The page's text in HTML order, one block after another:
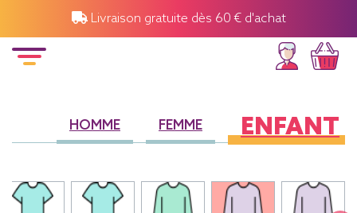
Livraison gratuite dès 60 € d'achat
HOMME FEMME ENFANT